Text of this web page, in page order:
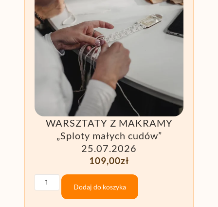
WARSZTATY Z MAKRAMY
„Sploty małych cudów”
25.07.2026
109,00zł
Dodaj do koszyka